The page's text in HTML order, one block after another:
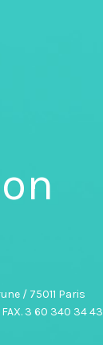
/ 75011 Paris
3 60 340 34 43